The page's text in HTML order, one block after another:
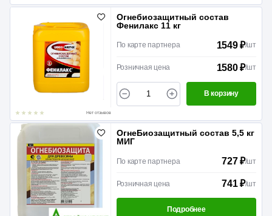
Нет отзывов
Огнебиозащитный состав
Фенилакс 11 кг
По карте партнера 1549 ₽/шт
Розничная цена 1580 ₽/шт
В корзину
ОгнеБиозащитный состав 5,5 кг
МИГ
По карте партнера 727 ₽/шт
Розничная цена 741 ₽/шт
Подробнее